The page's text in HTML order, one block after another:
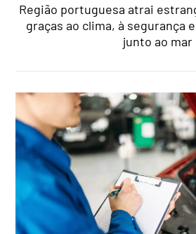
Região portuguesa atrai
graças ao clima, à segurança
junto ao mar